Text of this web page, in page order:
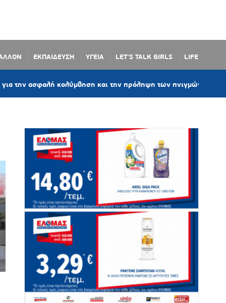
ΕΚΠΑΙΔΕΥΣΗ ΥΓΕΙΑ LET’S TALK GIRLS LIFE
κολύμβηση και την πρόληψη των πνιγμών 4 ώρες